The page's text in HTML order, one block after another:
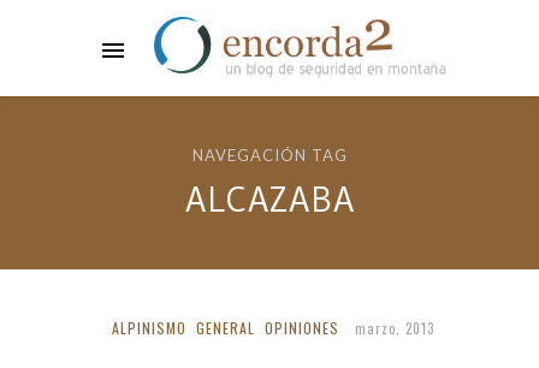
NAVEGACIÓN TAG
ALCAZABA
ALPINISMO GENERAL OPINIONES marzo, 2013